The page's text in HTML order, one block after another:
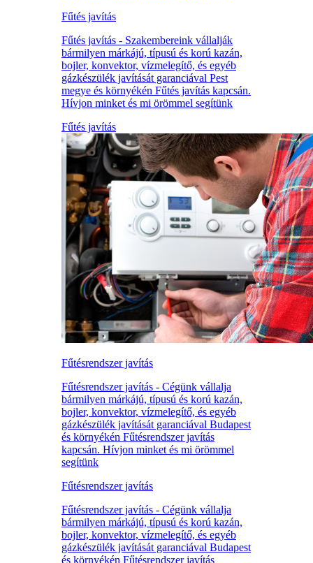
Fűtés javítás
Fűtés javítás - Szakembereink vállalják
bármilyen márkájú, típusú és korú kazán,
bojler, konvektor, vízmelegítő, és egyéb
gázkészülék javítását garanciával Pest
megye és környékén Fűtés javítás kapcsán.
Hívjon minket és mi örömmel segítünk
Fűtés javítás
Fűtésrendszer javítás
Fűtésrendszer javítás - Cégünk vállalja
bármilyen márkájú, típusú és korú kazán,
bojler, konvektor, vízmelegítő, és egyéb
gázkészülék javítását garanciával Budapest
és környékén Fűtésrendszer javítás
kapcsán. Hívjon minket és mi örömmel
segítünk
Fűtésrendszer javítás
Fűtésrendszer javítás - Cégünk vállalja
bármilyen márkájú, típusú és korú kazán,
bojler, konvektor, vízmelegítő, és egyéb
gázkészülék javítását garanciával Budapest
és környékén Fűtésrendszer javítás